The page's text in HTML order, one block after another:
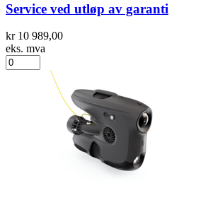
Service ved utløp av garanti
kr 10 989,00
eks. mva